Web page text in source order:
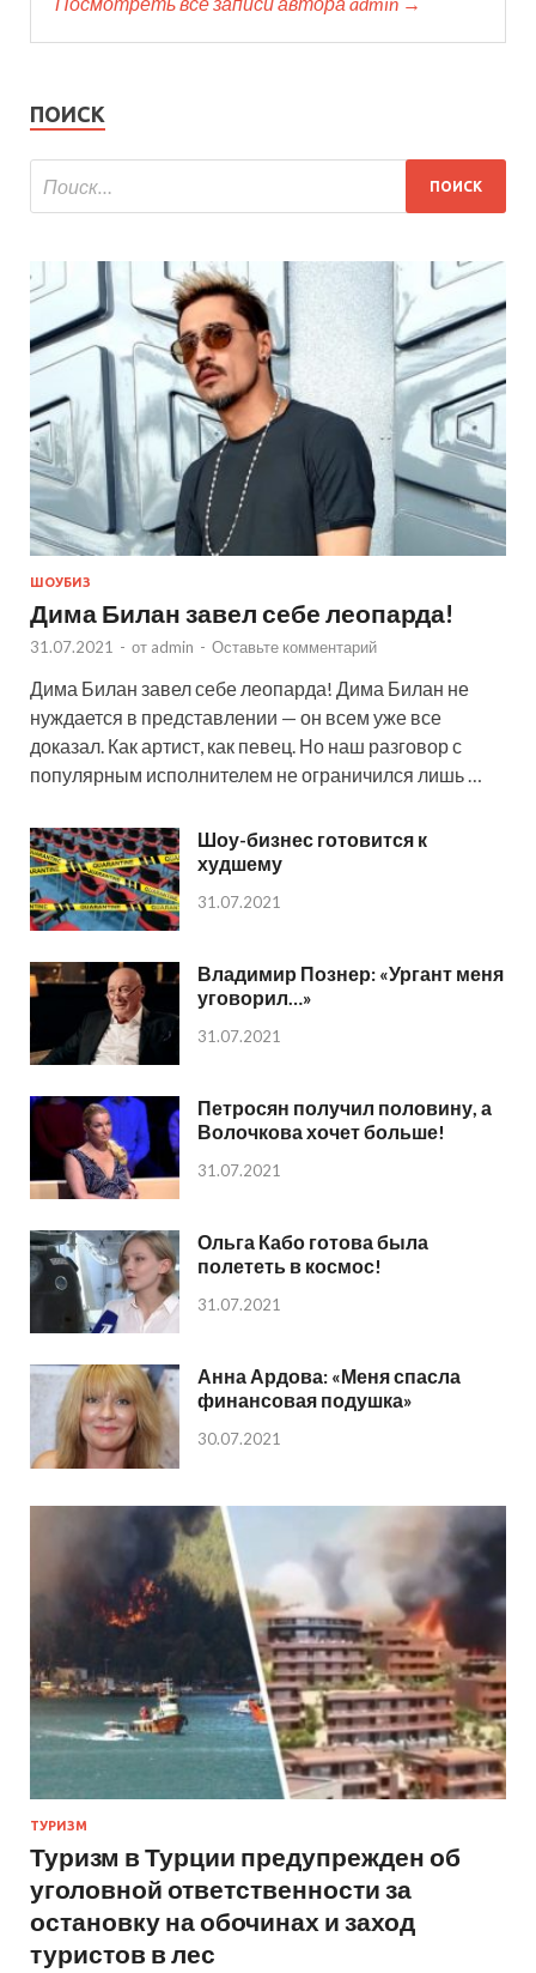
ПОИСК
ШОУБИЗ
Дима Билан завел себе леопарда!
31.07.2021 - от admin - Оставьте комментарий
Дима Билан завел себе леопарда! Дима Билан не
нуждается в представлении — он всем уже все
доказал. Как артист, как певец. Но наш разговор с
популярным исполнителем не ограничился лишь …
Шоу-бизнес готовится к
худшему
31.07.2021
Владимир Познер: «Ургант меня
уговорил…»
31.07.2021
Петросян получил половину, а
Волочкова хочет больше!
31.07.2021
Ольга Кабо готова была
полететь в космос!
31.07.2021
Анна Ардова: «Меня спасла
финансовая подушка»
30.07.2021
ТУРИЗМ
Туризм в Турции предупрежден об
уголовной ответственности за
остановку на обочинах и заход
туристов в лес